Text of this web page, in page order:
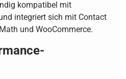
kompatibel mit
integriert sich mit Contact
und WooCommerce.